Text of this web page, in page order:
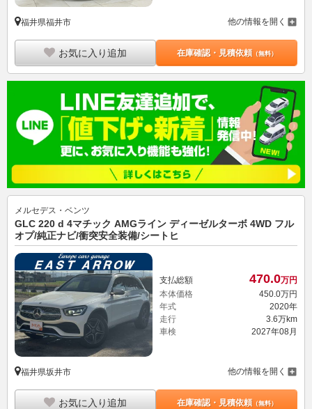
福井県福井市 他の情報を開く
お気に入り追加 在庫確認・見積依頼（無料）
メルセデス・ベンツ
GLC 220 d 4マチック AMGライン ディーゼルターボ 4WD フル
オプ/純正ナビ/衝突安全装備/シートヒ
支払総額 470.0万円
本体価格
450.0万円
年式
2020年
走行
3.6万km
車検
2027年08月
福井県坂井市 他の情報を開く
お気に入り追加 在庫確認・見積依頼（無料）